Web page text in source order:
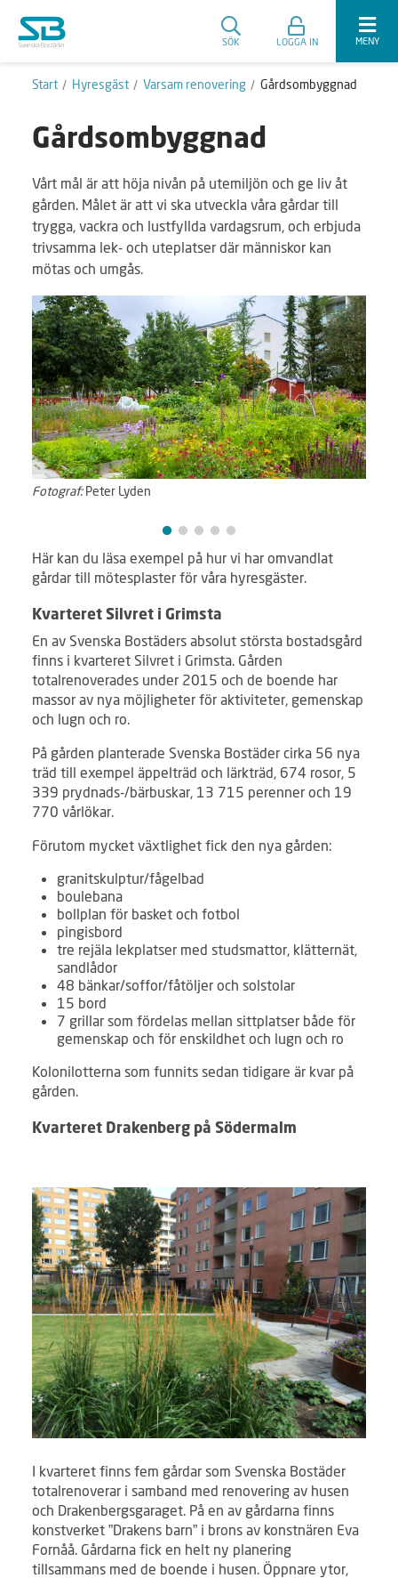
SÖK LOGGA IN MENY
Start Hyresgäst Varsam renovering Gårdsombyggnad
Gårdsombyggnad
Vårt mål är att höja nivån på utemiljön och ge liv åt
gården. Målet är att vi ska utveckla våra gårdar till
trygga, vackra och lustfyllda vardagsrum, och erbjuda
trivsamma lek- och uteplatser där människor kan
mötas och umgås.
Fotograf: Peter Lyden
Här kan du läsa exempel på hur vi har omvandlat
gårdar till mötesplaster för våra hyresgäster.
Kvarteret Silvret i Grimsta
En av Svenska Bostäders absolut största bostadsgård
finns i kvarteret Silvret i Grimsta. Gården
totalrenoverades under 2015 och de boende har
massor av nya möjligheter för aktiviteter, gemenskap
och lugn och ro.
På gården planterade Svenska Bostäder cirka 56 nya
träd till exempel äppelträd och lärkträd, 674 rosor, 5
339 prydnads-/bärbuskar, 13 715 perenner och 19
770 vårlökar.
Förutom mycket växtlighet fick den nya gården:
granitskulptur/fågelbad
boulebana
bollplan för basket och fotbol
pingisbord
tre rejäla lekplatser med studsmattor, klätternät,
sandlådor
48 bänkar/soffor/fåtöljer och solstolar
15 bord
7 grillar som fördelas mellan sittplatser både för
gemenskap och för enskildhet och lugn och ro
Kolonilotterna som funnits sedan tidigare är kvar på
gården.
Kvarteret Drakenberg på Södermalm
I kvarteret finns fem gårdar som Svenska Bostäder
totalrenoverar i samband med renovering av husen
och Drakenbergsgaraget. På en av gårdarna finns
konstverket ”Drakens barn” i brons av konstnären Eva
Fornåå. Gårdarna fick en helt ny planering
tillsammans med de boende i husen. Öppnare ytor,